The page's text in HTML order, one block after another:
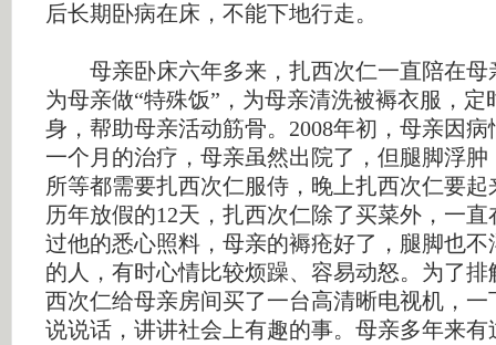
后长期卧病在床，不能下地行走。
母亲卧床六年多来，扎西次仁一直陪在母
为母亲做“特殊饭”，为母亲清洗被褥衣服，定
身，帮助母亲活动筋骨。2008年初，母亲因
一个月的治疗，母亲虽然出院了，但腿脚浮
所等都需要扎西次仁服侍，晚上扎西次仁要
历年放假的12天，扎西次仁除了买菜外，一
过他的悉心照料，母亲的褥疮好了，腿脚也
的人，有时心情比较烦躁、容易动怒。为了
西次仁给母亲房间买了一台高清晰电视机，
说说话，讲讲社会上有趣的事。母亲多年来